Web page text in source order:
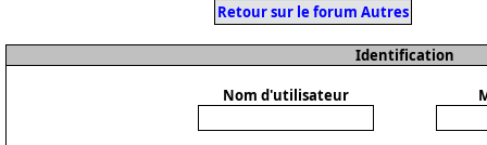
Retour sur le forum Autres
Identification
Nom d'utilisateur